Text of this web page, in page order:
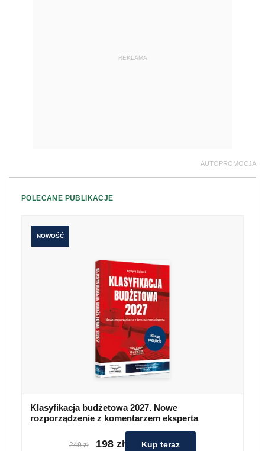
REKLAMA
AUTOPROMOCJA
POLECANE PUBLIKACJE
NOWOŚĆ
Klasyfikacja budżetowa 2027. Nowe
rozporządzenie z komentarzem eksperta
249 zł 198 zł Kup teraz